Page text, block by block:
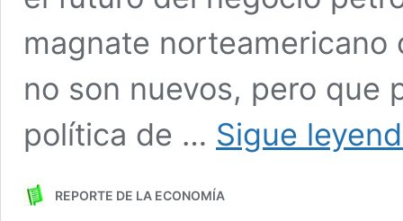
magnate norteamericano
no son nuevos, pero que
política de … Sigue
REPORTE DE LA ECONOMÍA